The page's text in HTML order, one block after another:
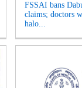
FSSAI bans
claims; doctors
halo...